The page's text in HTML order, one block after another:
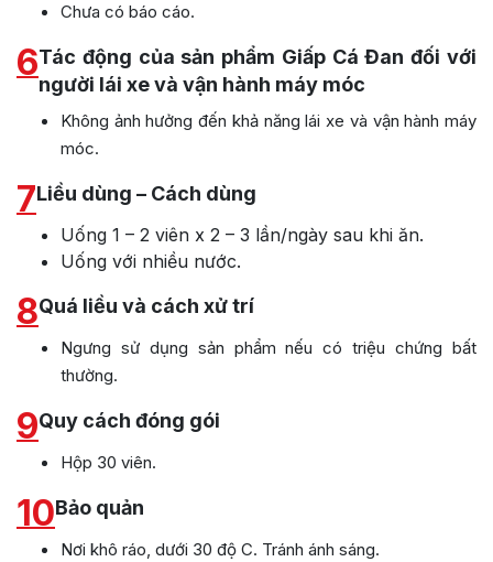
Chưa có báo cáo.
6Tác động của sản phẩm Giấp Cá Đan đối với
người lái xe và vận hành máy móc
Không ảnh hưởng đến khả năng lái xe và vận hành máy
móc.
7Liều dùng – Cách dùng
Uống 1 – 2 viên x 2 – 3 lần/ngày sau khi ăn.
Uống với nhiều nước.
8Quá liều và cách xử trí
Ngưng sử dụng sản phẩm nếu có triệu chứng bất
thường.
9Quy cách đóng gói
Hộp 30 viên.
10Bảo quản
Nơi khô ráo, dưới 30 độ C. Tránh ánh sáng.